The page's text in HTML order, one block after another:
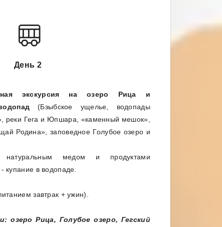
День 2
экскурсия на озеро Рица и
(Бзыбское ущелье, водопады
реки Гега и Юпшара, «каменный мешок»,
Родина», заповедное Голубое озеро и
медом и продуктами
купание в водопаде.
завтрак + ужин).
озеро Рица, Голубое озеро, Гегский